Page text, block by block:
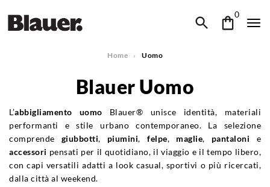
0
Home Uomo
Blauer Uomo
L’abbigliamento uomo Blauer® unisce identità, materiali
performanti e stile urbano contemporaneo. La selezione
comprende giubbotti, piumini,felpe, maglie, pantaloni e
accessori pensati per il quotidiano, il viaggio e il tempo libero,
con capi versatili adatti a look casual, sportivi o più ricercati,
dalla città al weekend.